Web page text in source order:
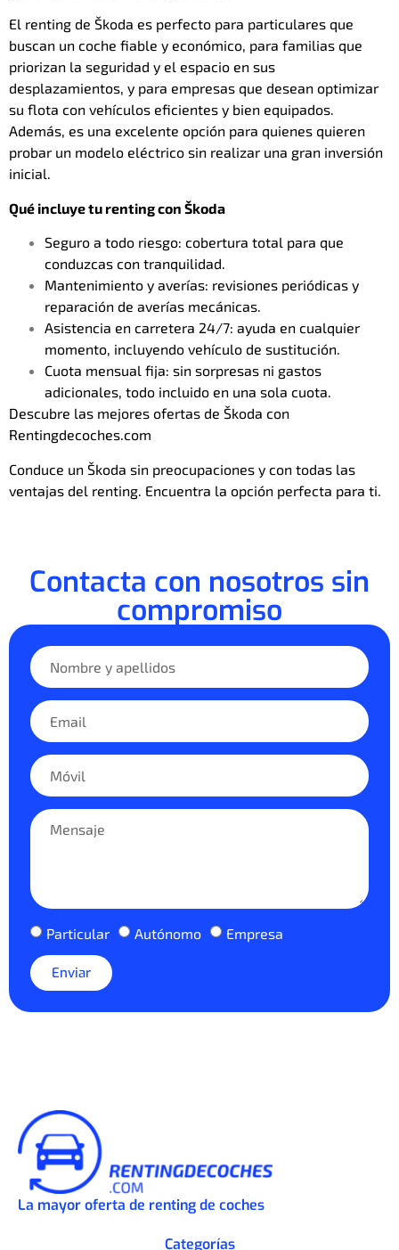
El renting de Škoda es perfecto para particulares que
buscan un coche fiable y económico, para familias que
priorizan la seguridad y el espacio en sus
desplazamientos, y para empresas que desean optimizar
su flota con vehículos eficientes y bien equipados.
Además, es una excelente opción para quienes quieren
probar un modelo eléctrico sin realizar una gran inversión
inicial.
Qué incluye tu renting con Škoda
Seguro a todo riesgo: cobertura total para que
conduzcas con tranquilidad.
Mantenimiento y averías: revisiones periódicas y
reparación de averías mecánicas.
Asistencia en carretera 24/7: ayuda en cualquier
momento, incluyendo vehículo de sustitución.
Cuota mensual fija: sin sorpresas ni gastos
adicionales, todo incluido en una sola cuota.
Descubre las mejores ofertas de Škoda con
Rentingdecoches.com
Conduce un Škoda sin preocupaciones y con todas las
ventajas del renting. Encuentra la opción perfecta para ti.
Contacta con nosotros sin
compromiso
Particular Autónomo Empresa
Enviar
La mayor oferta de renting de coches
Categorías